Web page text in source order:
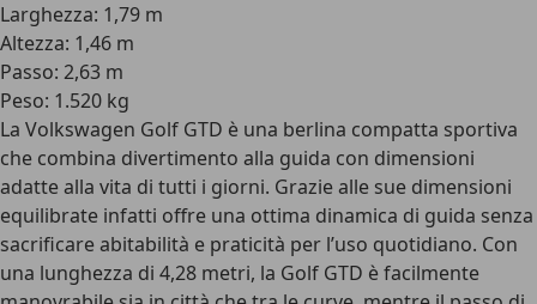
Larghezza: 1,79 m
Altezza: 1,46 m
Passo: 2,63 m
Peso: 1.520 kg
La Volkswagen Golf GTD è una berlina compatta sportiva
che combina divertimento alla guida con dimensioni
adatte alla vita di tutti i giorni. Grazie alle sue dimensioni
equilibrate infatti offre una ottima dinamica di guida senza
sacrificare abitabilità e praticità per l’uso quotidiano. Con
una lunghezza di 4,28 metri, la Golf GTD è facilmente